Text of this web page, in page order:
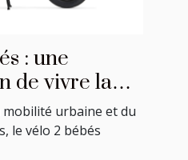
: une
de vivre la
mobilité urbaine et du
le vélo 2 bébés